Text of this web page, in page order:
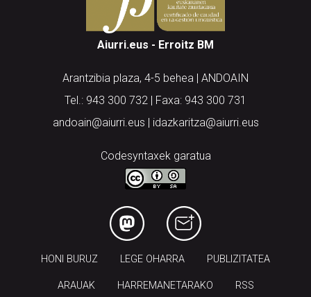
Aiurri.eus - Erroitz BM
Arantzibia plaza, 4-5 behea | ANDOAIN
Tel.: 943 300 732 | Faxa: 943 300 731
andoain@aiurri.eus | idazkaritza@aiurri.eus
Codesyntaxek garatua
HONI BURUZ LEGE OHARRA PUBLIZITATEA
ARAUAK HARREMANETARAKO RSS